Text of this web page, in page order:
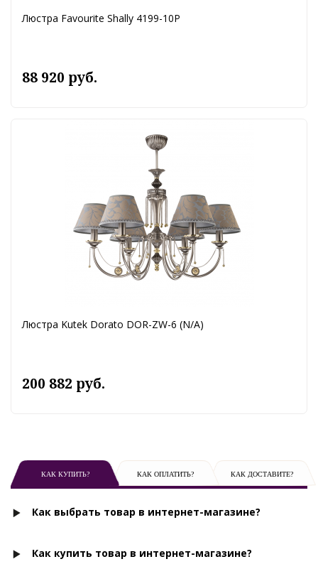
Люстра Favourite Shally 4199-10P
88 920 руб.
Люстра Kutek Dorato DOR-ZW-6 (N/A)
200 882 руб.
КАК КУПИТЬ? КАК ОПЛАТИТЬ? КАК ДОСТАВИТЕ?
Как выбрать товар в интернет-магазине?
Как купить товар в интернет-магазине?